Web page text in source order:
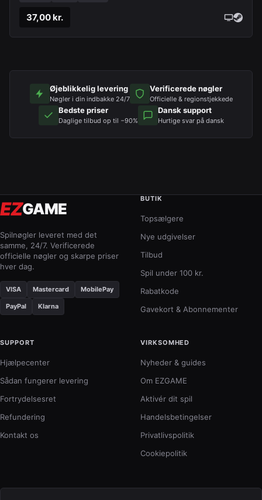
37,00 kr.
Øjeblikkelig levering
Nøgler i din indbakke 24/7
Verificerede nøgler
Officielle & regionstjekkede
Bedste priser
Daglige tilbud op til −90%
Dansk support
Hurtige svar på dansk
EZGAME
Spilnøgler leveret med det
samme, 24/7. Verificerede
officielle nøgler og skarpe priser
hver dag.
VISA Mastercard MobilePay
PayPal Klarna
BUTIK
Topsælgere
Nye udgivelser
Tilbud
Spil under 100 kr.
Rabatkode
Gavekort & Abonnementer
SUPPORT
Hjælpecenter
Sådan fungerer levering
Fortrydelsesret
Refundering
Kontakt os
VIRKSOMHED
Nyheder & guides
Om EZGAME
Aktivér dit spil
Handelsbetingelser
Privatlivspolitik
Cookiepolitik